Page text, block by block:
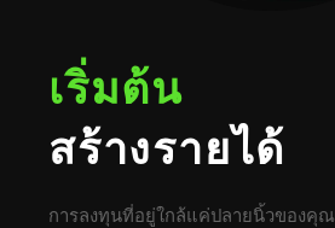
เริ่มต้น
สร้างรายได้
การลงทุนที่อยู่ใกล้แค่ปลายนิ้วของคุณ